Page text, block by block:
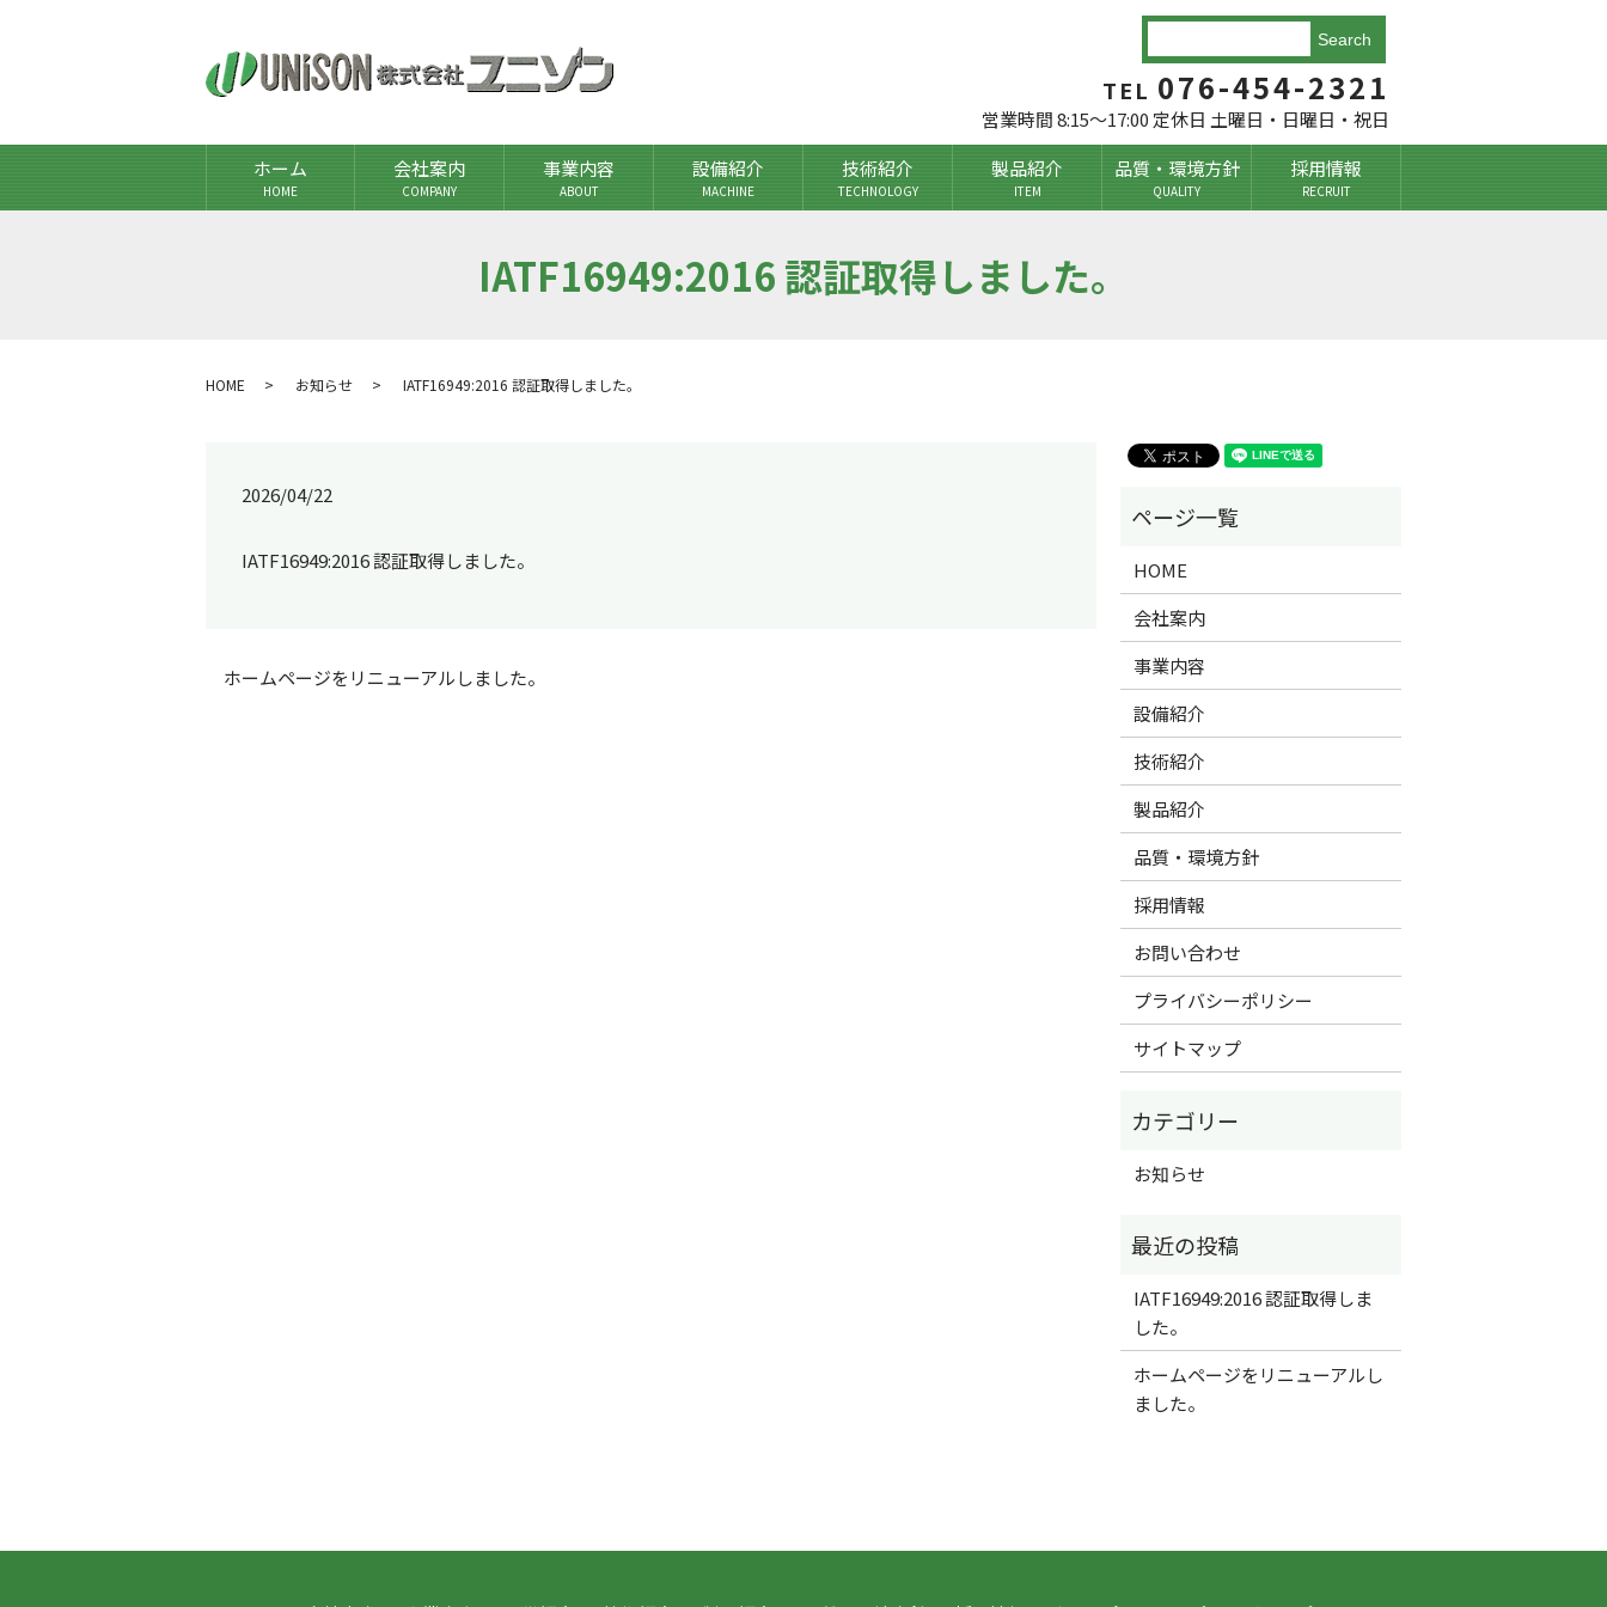
TEL 076-454-2321
営業時間 8:15～17:00 定休日 土曜日・日曜日・祝日
ホーム
HOME
会社案内
COMPANY
事業内容
ABOUT
設備紹介
MACHINE
技術紹介
TECHNOLOGY
製品紹介
ITEM
品質・環境方針
QUALITY
採用情報
RECRUIT
IATF16949:2016 認証取得しました。
HOME お知らせ IATF16949:2016 認証取得しました。
2026/04/22
IATF16949:2016 認証取得しました。
ホームページをリニューアルしました。
HOME
会社案内
事業内容
設備紹介
技術紹介
製品紹介
品質・環境方針
採用情報
お問い合わせ
プライバシーポリシー
サイトマップ
お知らせ
IATF16949:2016 認証取得しま
した。
ホームページをリニューアルし
ました。